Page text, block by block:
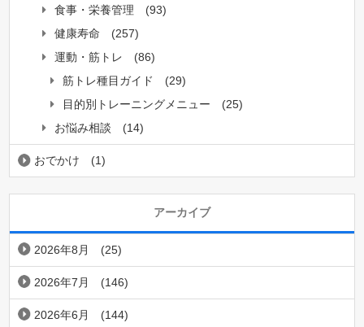
食事・栄養管理
(93)
健康寿命
(257)
運動・筋トレ
(86)
筋トレ種目ガイド
(29)
目的別トレーニングメニュー
(25)
お悩み相談
(14)
おでかけ (1)
アーカイブ
2026年8月 (25)
2026年7月 (146)
2026年6月 (144)